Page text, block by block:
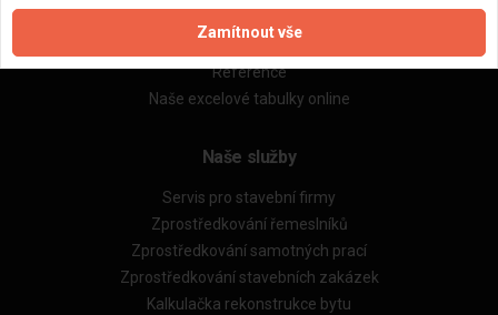
Reference
Naše excelové tabulky online
Naše služby
Servis pro stavební firmy
Zprostředkování řemeslníků
Zprostředkování samotných prací
Zprostředkování stavebních zakázek
Kalkulačka rekonstrukce bytu
Zamítnout vše